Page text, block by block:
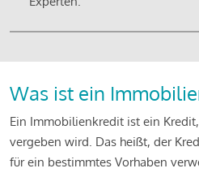
Was ist ein
Ein Immobilienkredit ist ein
vergeben wird. Das heißt, der
für ein bestimmtes Vorhaben